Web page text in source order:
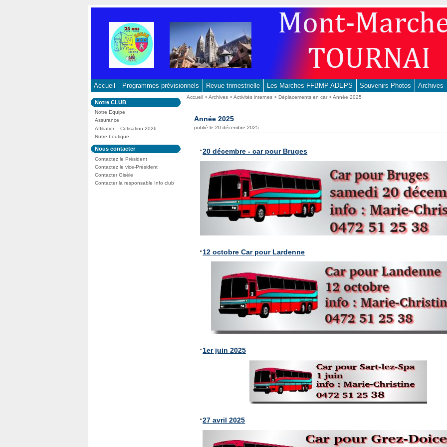
Accueil Programmes prévisionnels Revue trimestrielle Les Marches FFBMP ADEPS Souvenirs Photos Archives
Dans
la
rubrique
:
Notre CLUB
Notre Equipe
Assurance
Affiliation - Cotisation 2026
Notre boutique
Dans
la
rubrique
:
Nous contacter
Contactez le Président
Contactez le vice-Président
Contacter Gisèle
Contacter la responsable Info club
Vous
Accueil >Archives >Activités internes >Déplacements en car > Année 2025
Année 2025
publié le 20 décembre 2025
20 décembre - car pour Bruges
12 octobre Car pour Lardenne
1er juin 2025
27 avril 2025